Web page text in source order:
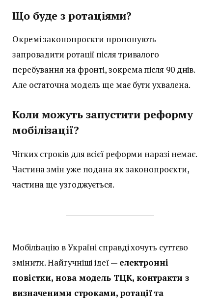
Що буде з ротаціями?
Окремі законопроєкти пропонують
запровадити ротації після тривалого
перебування на фронті, зокрема після 90 днів.
Але остаточна модель ще має бути ухвалена.
Коли можуть запустити реформу
мобілізації?
Чітких строків для всієї реформи наразі немає.
Частина змін уже подана як законопроєкти,
частина ще узгоджується.
Мобілізацію в Україні справді хочуть суттєво
змінити. Найгучніші ідеї — електронні
повістки, нова модель ТЦК, контракти з
визначеними строками, ротації та